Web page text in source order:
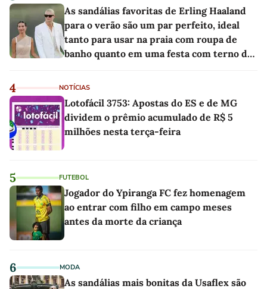
As sandálias favoritas de Erling Haaland
para o verão são um par perfeito, ideal
tanto para usar na praia com roupa de
banho quanto em uma festa com terno de
4 NOTÍCIAS
Lotofácil 3753: Apostas do ES e de MG
dividem o prêmio acumulado de R$ 5
milhões nesta terça-feira
5 FUTEBOL
Jogador do Ypiranga FC fez homenagem
ao entrar com filho em campo meses
antes da morte da criança
6 MODA
As sandálias mais bonitas da Usaflex são